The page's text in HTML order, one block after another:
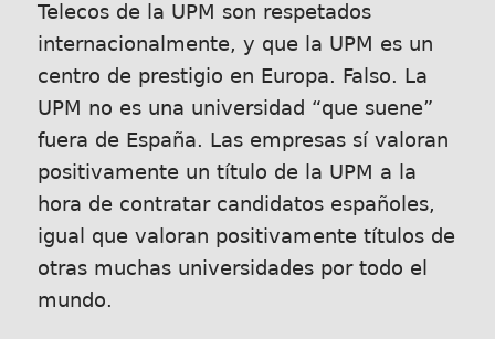
Telecos de la UPM son respetados
internacionalmente, y que la UPM es un
centro de prestigio en Europa. Falso. La
UPM no es una universidad “que suene”
fuera de España. Las empresas sí valoran
positivamente un título de la UPM a la
hora de contratar candidatos españoles,
igual que valoran positivamente títulos de
otras muchas universidades por todo el
mundo.